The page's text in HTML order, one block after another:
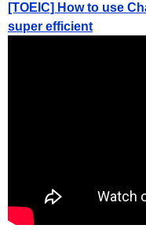
[TOEIC] How to use
super efficient